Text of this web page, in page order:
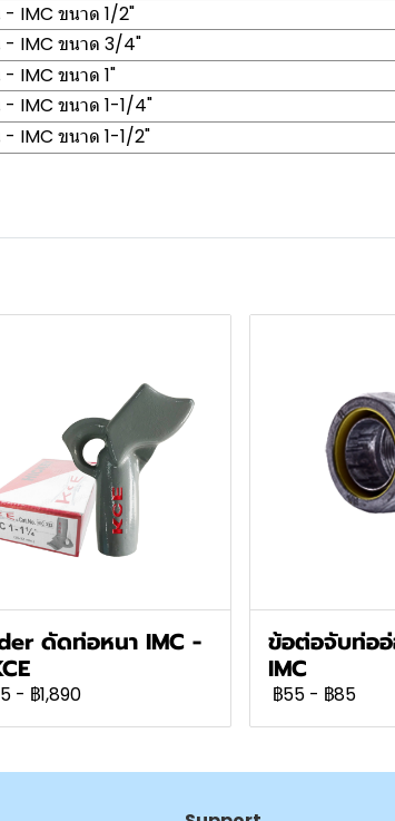
- IMC ขนาด 1/2"
- IMC ขนาด 3/4"
IMC ขนาด 1"
- IMC ขนาด 1-1/4"
- IMC ขนาด 1-1/2"
ดัดท่อหนา IMC -
- ฿1,890
ข้อต่อจับท่อ
IMC
฿55 - ฿85